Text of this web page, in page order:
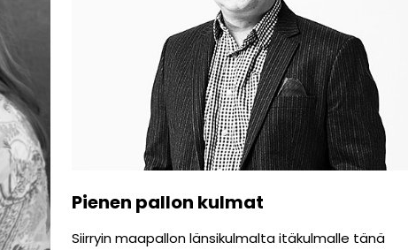
Pienen pallon kulmat
Siirryin maapallon länsikulmalta itäkulmalle tänä